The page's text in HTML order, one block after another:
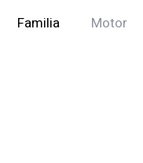
Familia Motor